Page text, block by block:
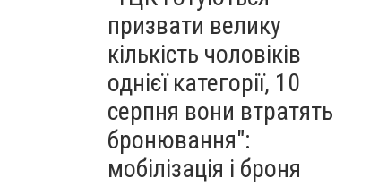
призвати велику
кількість чоловіків
однієї категорії, 10
серпня вони втратять
бронювання":
мобілізація і броня